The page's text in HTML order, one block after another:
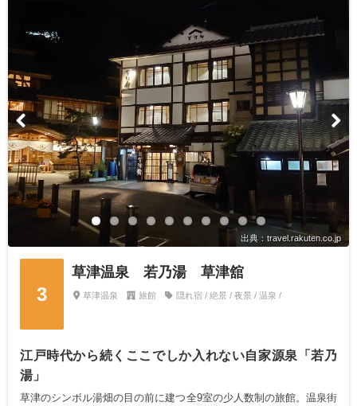
出典：travel.rakuten.co.jp
3
草津温泉 若乃湯 草津舘
草津温泉 旅館 隠れ宿 / 絶景 / 夜景 / 温泉 /
江戸時代から続くここでしか入れない自家源泉「若乃
湯」
草津のシンボル湯畑の目の前に建つ全9室の少人数制の旅館。温泉街